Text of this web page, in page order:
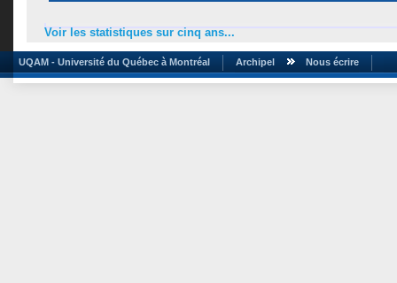
Voir les statistiques sur cinq ans...
UQAM - Université du Québec à Montréal Archipel Nous écrire